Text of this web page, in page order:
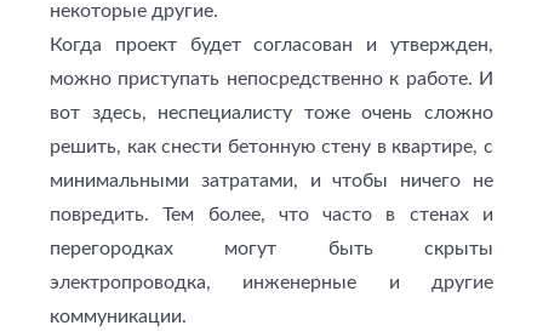
некоторые другие.
Когда проект будет согласован и утвержден,
можно приступать непосредственно к работе. И
вот здесь, неспециалисту тоже очень сложно
решить, как снести бетонную стену в квартире, с
минимальными затратами, и чтобы ничего не
повредить. Тем более, что часто в стенах и
перегородках могут быть скрыты
электропроводка, инженерные и другие
коммуникации.